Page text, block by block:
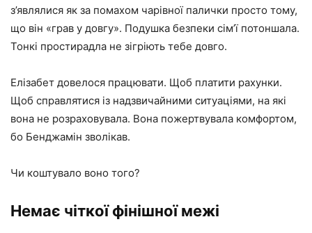
з’являлися як за помахом чарівної палички просто тому,
що він «грав у довгу». Подушка безпеки сім’ї потоншала.
Тонкі простирадла не зігріють тебе довго.
Елізабет довелося працювати. Щоб платити рахунки.
Щоб справлятися із надзвичайними ситуаціями, на які
вона не розраховувала. Вона пожертвувала комфортом,
бо Бенджамін зволікав.
Чи коштувало воно того?
Немає чіткої фінішної межі